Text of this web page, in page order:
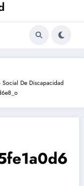
De Discapacidad